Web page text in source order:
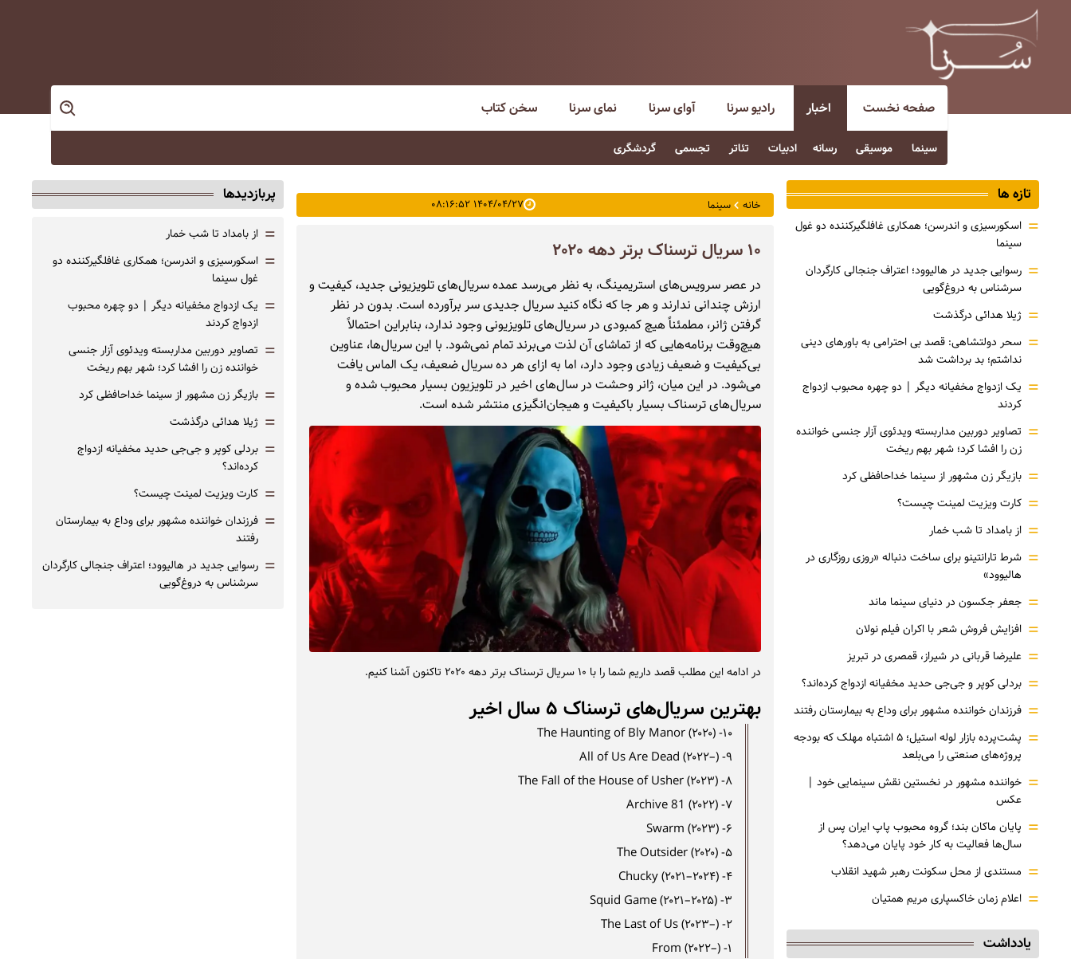
صفحه نخست اخبار
سینما موسیقی رسانه ادبیات تئاتر تجسمی گردشگری
رادیو سرنا آوای سرنا نمای سرنا سخن کتاب
خانه سینما ۱۴۰۴/۰۴/۲۷ ۰۸:۱۶:۵۲
۱۰ سریال ترسناک برتر دهه ۲۰۲۰
در عصر سرویس‌های استریمینگ، به نظر می‌رسد عمده سریال‌های تلویزیونی جدید، کیفیت و
ارزش چندانی ندارند و هر جا که نگاه کنید سریال جدیدی سر برآورده است. بدون در نظر
گرفتن ژانر، مطمئناً هیچ کمبودی در سریال‌های تلویزیونی وجود ندارد، بنابراین احتمالاً
هیچ‌وقت برنامه‌هایی که از تماشای آن لذت می‌برند تمام نمی‌شود. با این سریال‌ها، عناوین
بی‌کیفیت و ضعیف زیادی وجود دارد، اما به ازای هر ده سریال ضعیف، یک الماس یافت
می‌شود. در این میان، ژانر وحشت در سال‌های اخیر در تلویزیون بسیار محبوب شده و
سریال‌های ترسناک بسیار باکیفیت و هیجان‌انگیزی منتشر شده است.
در ادامه این مطلب قصد داریم شما را با ۱۰ سریال ترسناک برتر دهه ۲۰۲۰ تاکنون آشنا کنیم.
بهترین سریال‌های ترسناک ۵ سال اخیر
۱۰- The Haunting of Bly Manor (۲۰۲۰)
۹- All of Us Are Dead (۲۰۲۲–)
۸- The Fall of the House of Usher (۲۰۲۳)
۷- Archive 81 (۲۰۲۲)
۶- Swarm (۲۰۲۳)
۵- The Outsider (۲۰۲۰)
۴- Chucky (۲۰۲۱–۲۰۲۴)
۳- Squid Game (۲۰۲۱–۲۰۲۵)
۲- The Last of Us (۲۰۲۳–)
۱- From (۲۰۲۲–)
تازه ها
= اسکورسیزی و اندرسن؛ همکاری غافلگیرکننده دو غول
سینما
= رسوایی جدید در هالیوود؛ اعتراف جنجالی کارگردان
سرشناس به دروغ‌گویی
= ژیلا هدائی درگذشت
= سحر دولتشاهی: قصد بی احترامی به باورهای دینی
نداشتم؛ بد برداشت شد
= یک ازدواج مخفیانه دیگر | دو چهره محبوب ازدواج
کردند
= تصاویر دوربین مداربسته ویدئوی آزار جنسی خواننده
زن را افشا کرد؛ شهر بهم ریخت
= بازیگر زن مشهور از سینما خداحافظی کرد
= کارت ویزیت لمینت چیست؟
= از بامداد تا شب خمار
= شرط تارانتینو برای ساخت دنباله «روزی روزگاری در
هالیوود»
= جعفر جکسون در دنیای سینما ماند
= افزایش فروش شعر با اکران فیلم نولان
= علیرضا قربانی در شیراز، قمصری در تبریز
= بردلی کوپر و جی‌جی حدید مخفیانه ازدواج کرده‌اند؟
= فرزندان خواننده مشهور برای وداع به بیمارستان رفتند
=
پشت‌پرده بازار لوله استیل؛ ۵ اشتباه مهلک که بودجه
پروژه‌های صنعتی را می‌بلعد
= خواننده مشهور در نخستین نقش سینمایی خود |‌
عکس
= پایان ماکان بند؛ گروه محبوب پاپ ایران پس از
سال‌ها فعالیت به کار خود پایان می‌دهد؟
= مستندی از محل سکونت رهبر شهید انقلاب
= اعلام زمان خاکسپاری مریم همتیان
یادداشت
پربازدیدها
= از بامداد تا شب خمار
= اسکورسیزی و اندرسن؛ همکاری غافلگیرکننده دو
غول سینما
= یک ازدواج مخفیانه دیگر | دو چهره محبوب
ازدواج کردند
= تصاویر دوربین مداربسته ویدئوی آزار جنسی
خواننده زن را افشا کرد؛ شهر بهم ریخت
= بازیگر زن مشهور از سینما خداحافظی کرد
= ژیلا هدائی درگذشت
= بردلی کوپر و جی‌جی حدید مخفیانه ازدواج
کرده‌اند؟
= کارت ویزیت لمینت چیست؟
= فرزندان خواننده مشهور برای وداع به بیمارستان
رفتند
= رسوایی جدید در هالیوود؛ اعتراف جنجالی کارگردان
سرشناس به دروغ‌گویی